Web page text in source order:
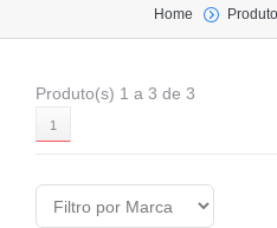
Home
Produto(s) 1 a 3 de 3
1